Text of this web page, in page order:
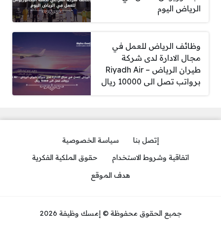
الرياض اليوم
وظائف الرياض للعمل في
مجال الادارة لدى شركة
طيران الرياض – Riyadh Air
برواتب تصل الى 10000 ريال
إتصل بنا
سياسة الخصوصية
اتفاقية وشروط الاستخدام
حقوق الملكية الفكرية
هدف الموقع
جميع الحقوق محفوظة © إمسك وظيفة 2026